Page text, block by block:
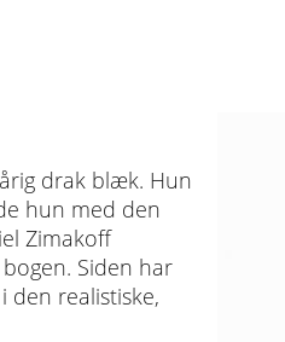
drak blæk. Hun
hun med den
Zimakoff
Siden har
realistiske,